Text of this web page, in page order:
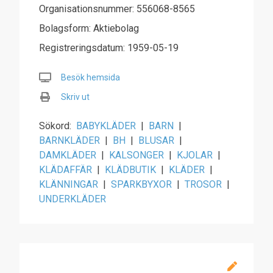
Organisationsnummer: 556068-8565
Bolagsform: Aktiebolag
Registreringsdatum: 1959-05-19
Besök hemsida
Skriv ut
Sökord: BABYKLÄDER | BARN |
BARNKLÄDER | BH | BLUSAR |
DAMKLÄDER | KALSONGER | KJOLAR |
KLÄDAFFÄR | KLÄDBUTIK | KLÄDER |
KLÄNNINGAR | SPARKBYXOR | TROSOR |
UNDERKLÄDER